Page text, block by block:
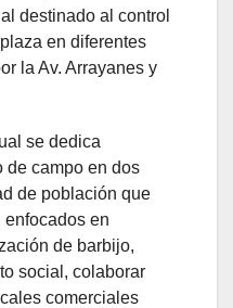
destinado al control
en diferentes
la Av. Arrayanes y
se dedica
de campo en dos
de población que
enfocados en
de barbijo,
social, colaborar
comerciales